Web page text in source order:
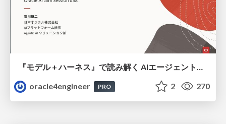
『モデル + ハーネス』で読み解く AIエージェント入門
oracle4engineer
PRO 2 270